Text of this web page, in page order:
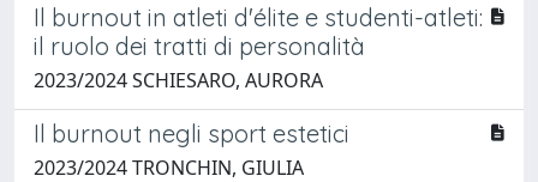
Il burnout in atleti d'élite e studenti-atleti:
il ruolo dei tratti di personalità
2023/2024 SCHIESARO, AURORA
Il burnout negli sport estetici
2023/2024 TRONCHIN, GIULIA